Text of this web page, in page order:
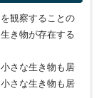
観察することの
き物が存在する
さな生き物も居
さな生き物も居